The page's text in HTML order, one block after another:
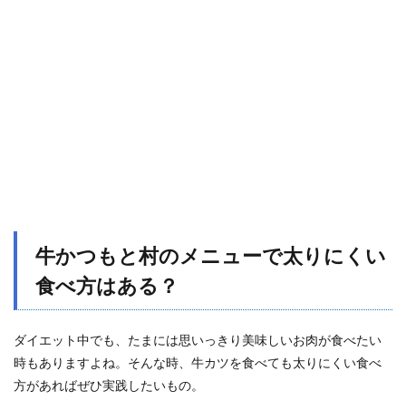
牛かつもと村のメニューで太りにくい
食べ方はある？
ダイエット中でも、たまには思いっきり美味しいお肉が食べたい
時もありますよね。そんな時、牛カツを食べても太りにくい食べ
方があればぜひ実践したいもの。